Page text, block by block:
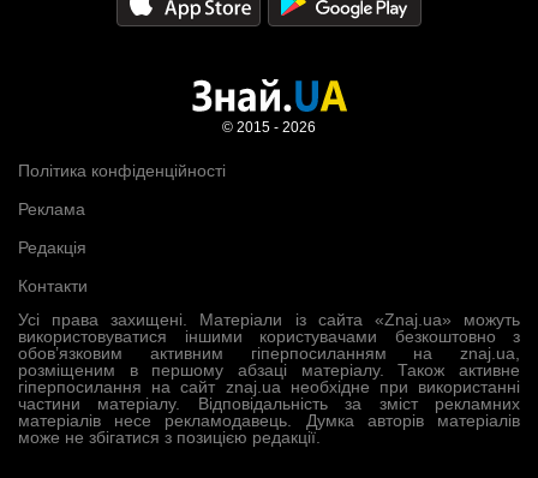
Усі права захищені. Матеріали із сайта «Znaj.ua» можуть
використовуватися іншими користувачами безкоштовно з
обов’язковим активним гіперпосиланням на znaj.ua,
розміщеним в першому абзаці матеріалу. Також активне
гіперпосилання на сайт znaj.ua необхідне при використанні
частини матеріалу. Відповідальність за зміст рекламних
матеріалів несе рекламодавець. Думка авторів матеріалів
може не збігатися з позицією редакції.
Політика конфіденційності
Реклама
Редакція
Контакти
© 2015 - 2026